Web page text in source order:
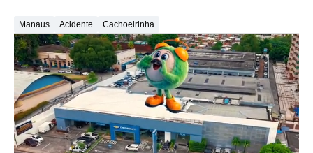
Manaus Acidente Cachoeirinha